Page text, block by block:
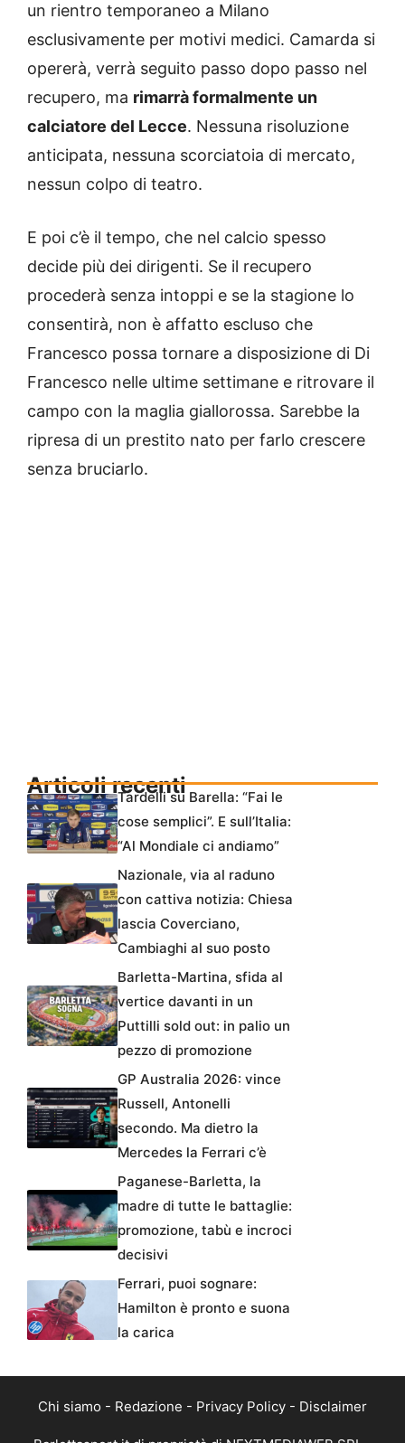
un rientro temporaneo a Milano
esclusivamente per motivi medici. Camarda si
opererà, verrà seguito passo dopo passo nel
recupero, ma rimarrà formalmente un
calciatore del Lecce. Nessuna risoluzione
anticipata, nessuna scorciatoia di mercato,
nessun colpo di teatro.
E poi c’è il tempo, che nel calcio spesso
decide più dei dirigenti. Se il recupero
procederà senza intoppi e se la stagione lo
consentirà, non è affatto escluso che
Francesco possa tornare a disposizione di Di
Francesco nelle ultime settimane e ritrovare il
campo con la maglia giallorossa. Sarebbe la
ripresa di un prestito nato per farlo crescere
senza bruciarlo.
Articoli recentiTardelli su Barella: “Fai le
cose semplici”. E sull’Italia:
“Al Mondiale ci andiamo”
Nazionale, via al raduno
con cattiva notizia: Chiesa
lascia Coverciano,
Cambiaghi al suo posto
Barletta-Martina, sfida al
vertice davanti in un
Puttilli sold out: in palio un
pezzo di promozione
GP Australia 2026: vince
Russell, Antonelli
secondo. Ma dietro la
Mercedes la Ferrari c’è
Paganese-Barletta, la
madre di tutte le battaglie:
promozione, tabù e incroci
decisivi
Ferrari, puoi sognare:
Hamilton è pronto e suona
la carica
Chi siamo - Redazione - Privacy Policy - Disclaimer